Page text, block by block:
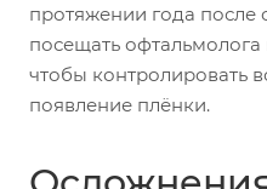
протяжении года после
посещать офтальмолога
чтобы контролировать
появление плёнки.